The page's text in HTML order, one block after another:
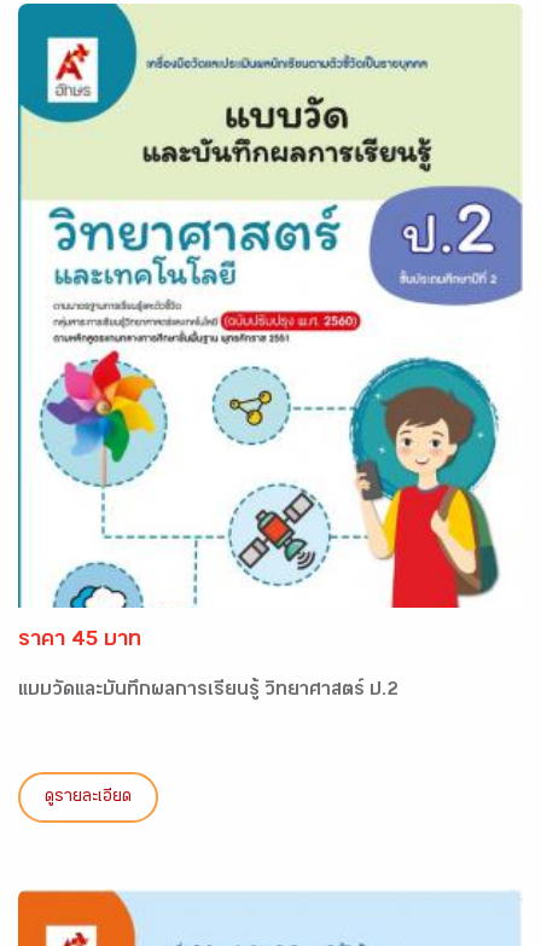
ราคา 45 บาท
แบบวัดและบันทึกผลการเรียนรู้ วิทยาศาสตร์ ป.2
ดูรายละเอียด